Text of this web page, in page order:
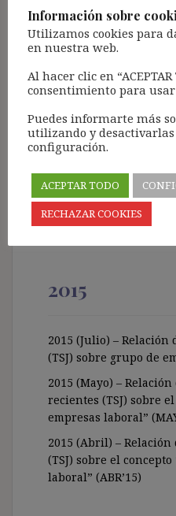
recientes (TSJ) sobre
(JUN’16)
recientes (TSJ) sobre
2016 (Enero) –
recientes (TS/AN/TSJ)
2015
2015 (Julio) –
(TSJ) sobre grupo de
2015 (Mayo) –
recientes (TSJ) sobre
empresas laboral”
2015 (Abril) –
(TSJ) sobre el
laboral” (ABR’15)
Información sobre
Utilizamos cookies para
en nuestra web.
Al hacer clic en
consentimiento para usar
Puedes informarte más
utilizando y
configuración.
ACEPTAR TODO
RECHAZAR COOKIES